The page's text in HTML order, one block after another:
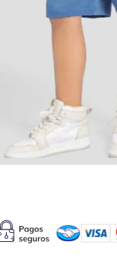
10.